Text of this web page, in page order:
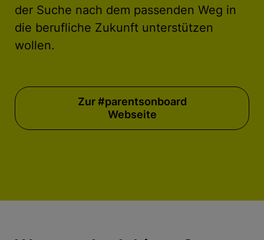
der Suche nach dem passenden Weg in
die berufliche Zukunft unterstützen
wollen.
Zur #parentsonboard
Webseite